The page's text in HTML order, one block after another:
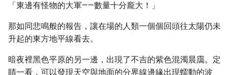
「東邊有怪物的大軍——數量十分龐大！」
那如同悲鳴般的報告，讓在場的人類一個個回頭往太陽仍未
升起的東方地平線看去。
暗夜裡黑色平原的另一邊，出現了不吉的紫色混濁晨靄。定
睛一看，可以發現天空與地面的分界線邊緣出現蠕動的波